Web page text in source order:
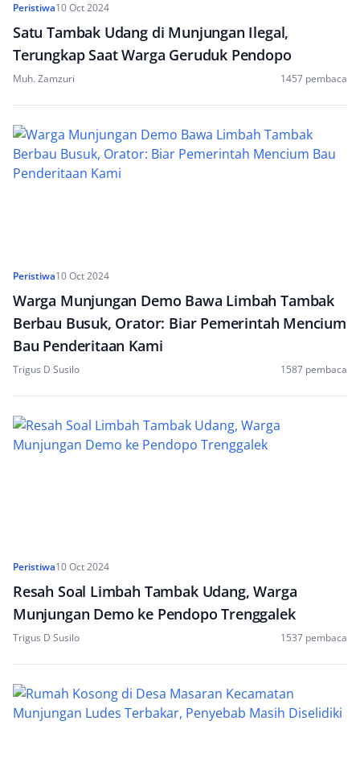
Peristiwa10 Oct 2024
Satu Tambak Udang di Munjungan Ilegal,
Terungkap Saat Warga Geruduk Pendopo
Muh. Zamzuri 1457 pembaca
Peristiwa10 Oct 2024
Warga Munjungan Demo Bawa Limbah Tambak
Berbau Busuk, Orator: Biar Pemerintah Mencium
Bau Penderitaan Kami
Trigus D Susilo 1587 pembaca
Peristiwa10 Oct 2024
Resah Soal Limbah Tambak Udang, Warga
Munjungan Demo ke Pendopo Trenggalek
Trigus D Susilo 1537 pembaca